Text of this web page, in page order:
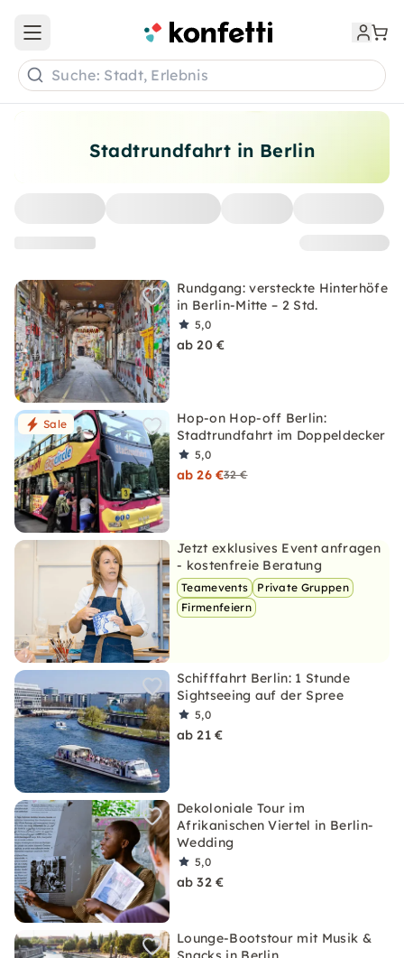
Stadtrundfahrt in Berlin
Rundgang: versteckte Hinterhöfe
in Berlin-Mitte – 2 Std.
5,0
ab 20 €
Sale
Hop-on Hop-off Berlin:
Stadtrundfahrt im Doppeldecker
5,0
ab 26 €32 €
Jetzt exklusives Event anfragen
- kostenfreie Beratung
Teamevents
Private Gruppen
Firmenfeiern
Schifffahrt Berlin: 1 Stunde
Sightseeing auf der Spree
5,0
ab 21 €
Dekoloniale Tour im
Afrikanischen Viertel in Berlin-
Wedding
5,0
ab 32 €
Lounge-Bootstour mit Musik &
Open main menu
Suche: Stadt, Erlebnis